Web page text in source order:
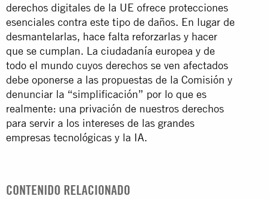
derechos digitales de la UE ofrece protecciones
esenciales contra este tipo de daños. En lugar de
desmantelarlas, hace falta reforzarlas y hacer
que se cumplan. La ciudadanía europea y de
todo el mundo cuyos derechos se ven afectados
debe oponerse a las propuestas de la Comisión y
denunciar la “simplificación” por lo que es
realmente: una privación de nuestros derechos
para servir a los intereses de las grandes
empresas tecnológicas y la IA.
CONTENIDO RELACIONADO